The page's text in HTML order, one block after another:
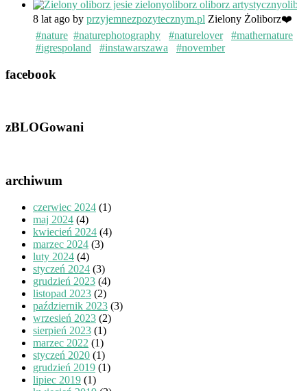
8 lat ago by przyjemnezpozytecznym.pl Zielony Żoliborz❤️
#nature #naturephotography #naturelover #mathernature
#igrespoland
#instawarszawa #november
facebook
zBLOGowani
archiwum
czerwiec 2024 (1)
maj 2024 (4)
kwiecień 2024 (4)
marzec 2024 (3)
luty 2024 (4)
styczeń 2024 (3)
grudzień 2023 (4)
listopad 2023 (2)
październik 2023 (3)
wrzesień 2023 (2)
sierpień 2023 (1)
marzec 2022 (1)
styczeń 2020 (1)
grudzień 2019 (1)
lipiec 2019 (1)